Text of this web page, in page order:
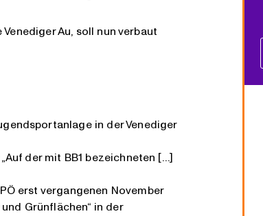
Au, soll nun verbaut
in der Venediger
der mit BB1 bezeichneten […]
erst vergangenen November
Grünflächen“ in der